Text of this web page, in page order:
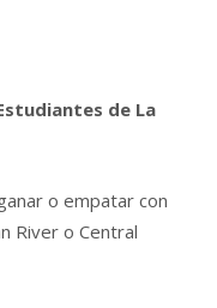
de La
o empatar con
River o Central